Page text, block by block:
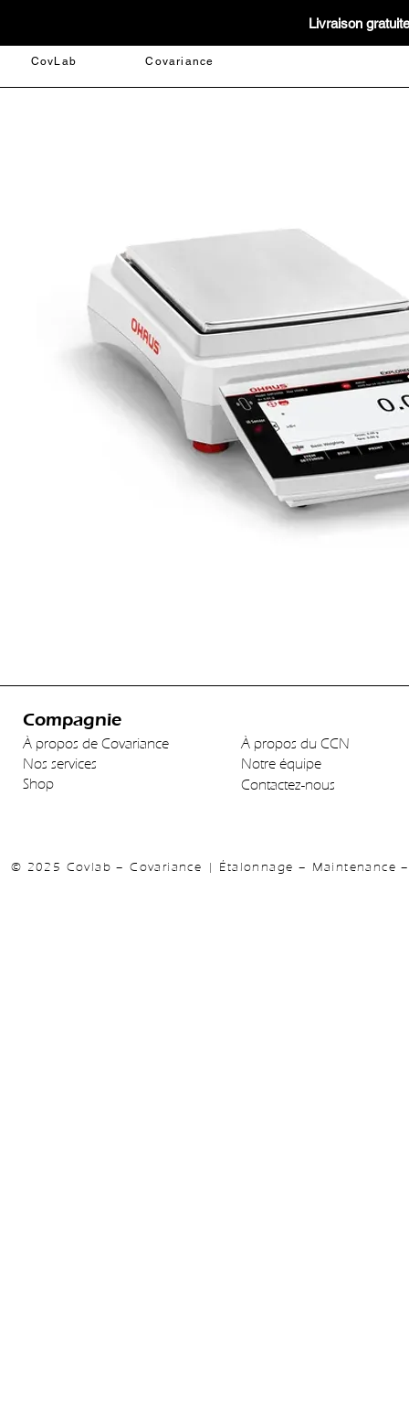
Livraison
CovLab Covariance
Compagnie
À propos de Covariance
Nos services
Shop
À propos du CCN
Notre équipe
Contactez-nous
© 2025 Covlab – Covariance | Étalonnage – Maintenance